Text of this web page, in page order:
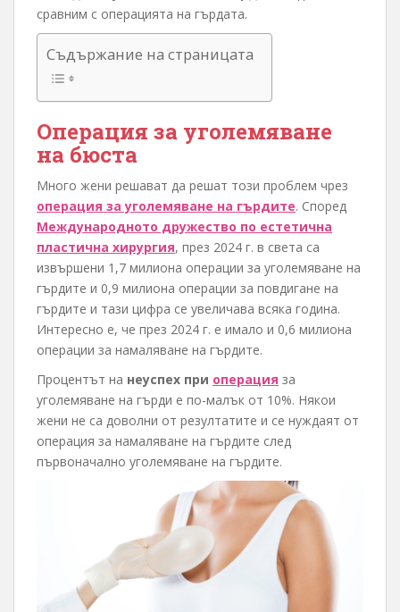
сравним с операцията на гърдата.
Съдържание на страницата
Операция за уголемяване
на бюста
Много жени решават да решат този проблем чрез
операция за уголемяване на гърдите. Според
Международното дружество по естетична
пластична хирургия, през 2024 г. в света са
извършени 1,7 милиона операции за уголемяване на
гърдите и 0,9 милиона операции за повдигане на
гърдите и тази цифра се увеличава всяка година.
Интересно е, че през 2024 г. е имало и 0,6 милиона
операции за намаляване на гърдите.
Процентът на неуспех при операция за
уголемяване на гърди е по-малък от 10%. Някои
жени не са доволни от резултатите и се нуждаят от
операция за намаляване на гърдите след
първоначално уголемяване на гърдите.